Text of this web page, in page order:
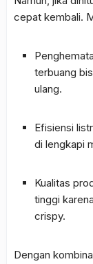
cepat kembali.
terbuang
ulang.
Efisiensi
di lengkapi
Kualitas
tinggi
crispy.
Dengan